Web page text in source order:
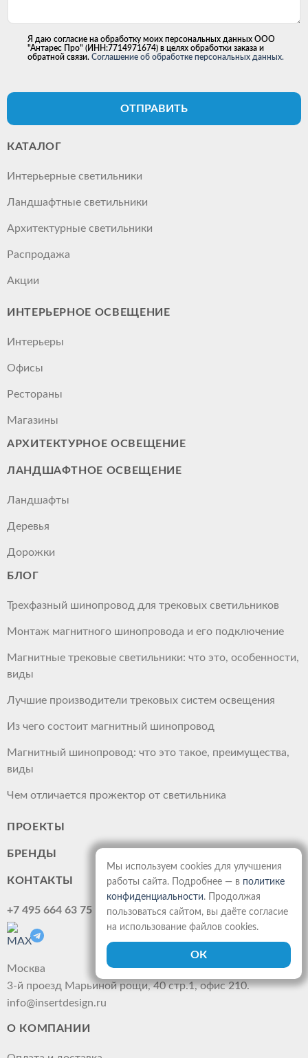
Я даю согласие на обработку моих персональных данных ООО
"Антарес Про" (ИНН:7714971674) в целях обработки заказа и
обратной связи. Соглашение об обработке персональных данных.
ОТПРАВИТЬ
КАТАЛОГ
Интерьерные светильники
Ландшафтные светильники
Архитектурные светильники
Распродажа
Акции
ИНТЕРЬЕРНОЕ ОСВЕЩЕНИЕ
Интерьеры
Офисы
Рестораны
Магазины
АРХИТЕКТУРНОЕ ОСВЕЩЕНИЕ
ЛАНДШАФТНОЕ ОСВЕЩЕНИЕ
Ландшафты
Деревья
Дорожки
БЛОГ
Трехфазный шинопровод для трековых светильников
Монтаж магнитного шинопровода и его подключение
Магнитные трековые светильники: что это, особенности,
виды
Лучшие производители трековых систем освещения
Из чего состоит магнитный шинопровод
Магнитный шинопровод: что это такое, преимущества,
виды
Чем отличается прожектор от светильника
ПРОЕКТЫ
БРЕНДЫ
КОНТАКТЫ
+7 495 664 63 75
Москва
3-й проезд Марьиной рощи, 40 стр.1, офис 210.
info@insertdesign.ru
О КОМПАНИИ
Мы используем cookies для улучшения
работы сайта. Подробнее — в политике
конфиденциальности. Продолжая
пользоваться сайтом, вы даёте согласие
на использование файлов cookies.